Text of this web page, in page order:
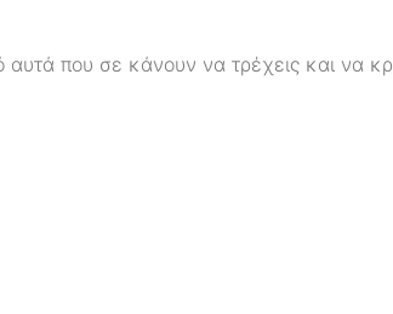
αυτά που σε κάνουν να τρέχεις και